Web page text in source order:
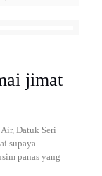
jimat
Datuk Seri
supaya
panas yang